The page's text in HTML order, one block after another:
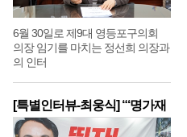
6월 30일로 제9대 영등포구의회
의장 임기를 마치는 정선희 의장과
의 인터
[특별인터뷰-최웅식] “‘명가재